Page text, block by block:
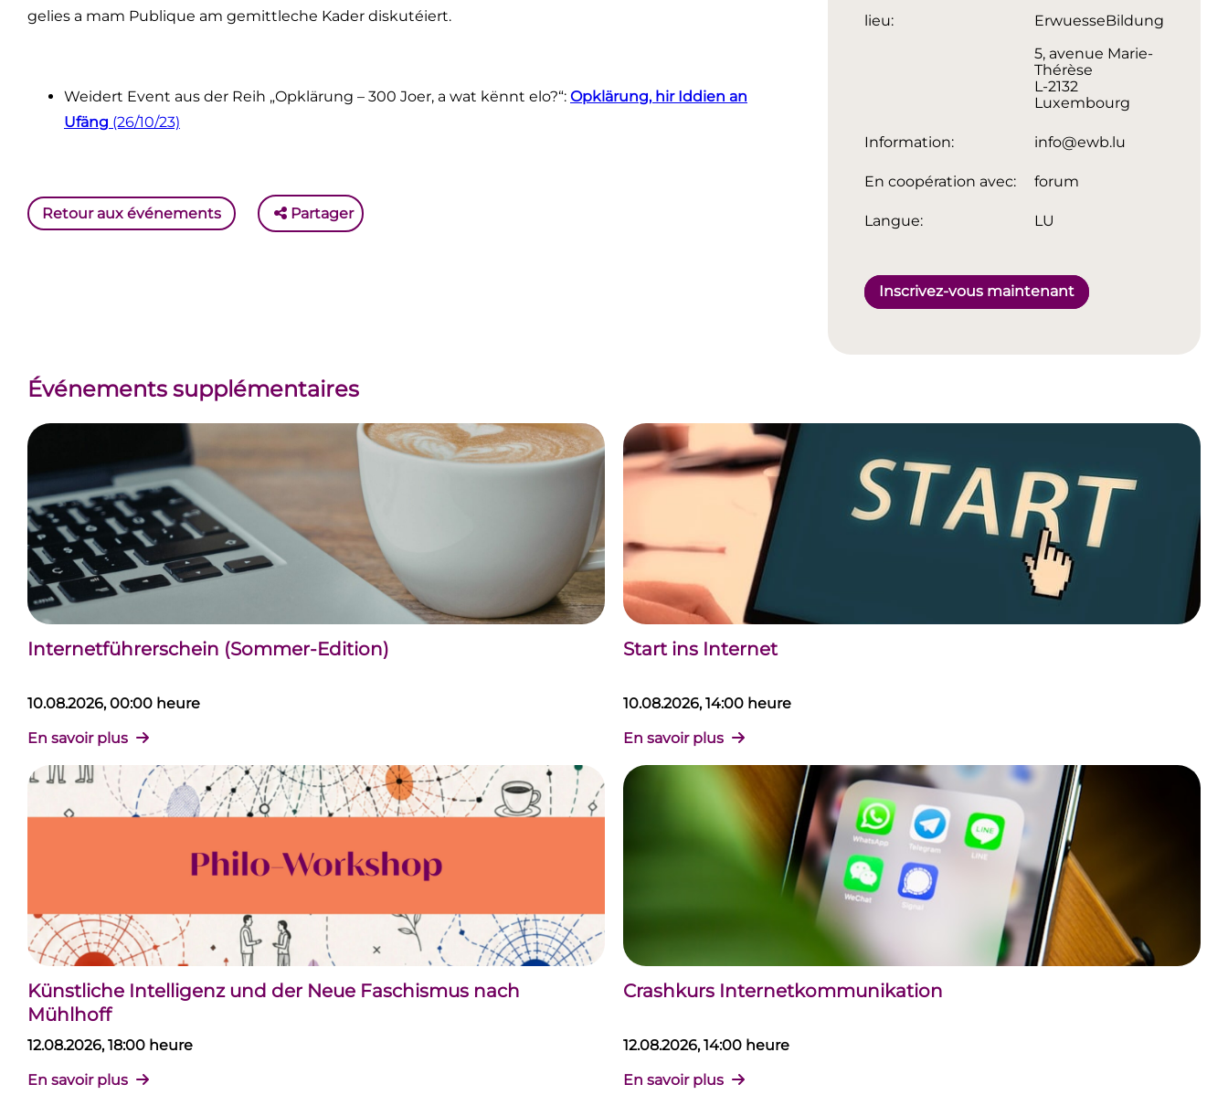
gelies a mam Publique am gemittleche Kader diskutéiert.
Weidert Event aus der Reih „Opklärung – 300 Joer, a wat kënnt elo?“: Opklärung, hir Iddien an
Ufäng (26/10/23)
Retour aux événements Partager
lieu:
ErwuesseBildung
5, avenue Marie-
Thérèse
L-2132
Luxembourg
Information: info@ewb.lu
En coopération avec: forum
Langue: LU
Inscrivez-vous maintenant
Événements supplémentaires
Internetführerschein (Sommer-Edition)
10.08.2026, 00:00 heure
En savoir plus
Start ins Internet
10.08.2026, 14:00 heure
En savoir plus
Künstliche Intelligenz und der Neue Faschismus nach
Mühlhoff
12.08.2026, 18:00 heure
En savoir plus
Crashkurs Internetkommunikation
12.08.2026, 14:00 heure
En savoir plus